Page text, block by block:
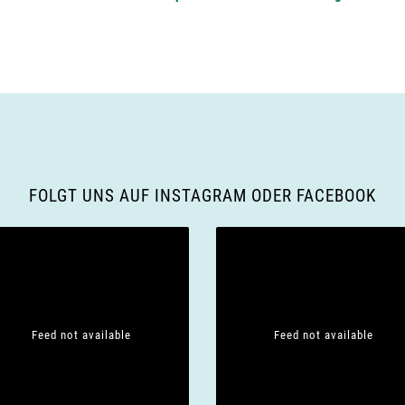
FOLGT UNS AUF INSTAGRAM ODER FACEBOOK
Feed not available Feed not available